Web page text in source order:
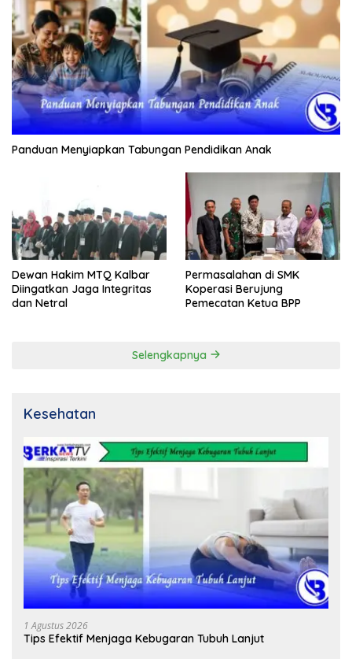
Panduan Menyiapkan Tabungan Pendidikan Anak
Dewan Hakim MTQ Kalbar
Diingatkan Jaga Integritas
dan Netral
Permasalahan di SMK
Koperasi Berujung
Pemecatan Ketua BPP
Selengkapnya
Kesehatan
1 Agustus 2026
Tips Efektif Menjaga Kebugaran Tubuh Lanjut